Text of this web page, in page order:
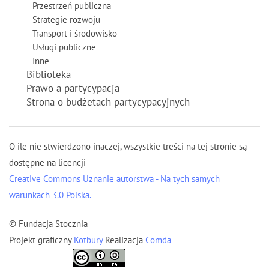
Przestrzeń publiczna
Strategie rozwoju
Transport i środowisko
Usługi publiczne
Inne
Biblioteka
Prawo a partycypacja
Strona o budżetach partycypacyjnych
O ile nie stwierdzono inaczej, wszystkie treści na tej stronie są
dostępne na licencji
Creative Commons Uznanie autorstwa - Na tych samych
warunkach 3.0 Polska.
© Fundacja Stocznia
Projekt graficzny Kotbury Realizacja Comda